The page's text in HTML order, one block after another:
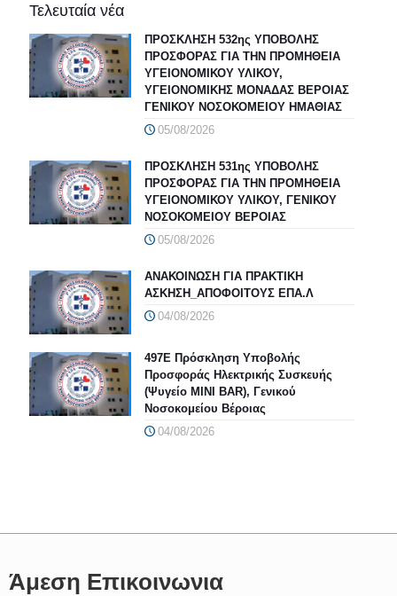
Τελευταία νέα
ΠΡΟΣΚΛΗΣΗ 532ης ΥΠΟΒΟΛΗΣ
ΠΡΟΣΦΟΡΑΣ ΓΙΑ ΤΗΝ ΠΡΟΜΗΘΕΙΑ
ΥΓΕΙΟΝΟΜΙΚΟΥ ΥΛΙΚΟΥ,
ΥΓΕΙΟΝΟΜΙΚΗΣ ΜΟΝΑΔΑΣ ΒΕΡΟΙΑΣ
ΓΕΝΙΚΟΥ ΝΟΣΟΚΟΜΕΙΟΥ ΗΜΑΘΙΑΣ
05/08/2026
ΠΡΟΣΚΛΗΣΗ 531ης ΥΠΟΒΟΛΗΣ
ΠΡΟΣΦΟΡΑΣ ΓΙΑ ΤΗΝ ΠΡΟΜΗΘΕΙΑ
ΥΓΕΙΟΝΟΜΙΚΟΥ ΥΛΙΚΟΥ, ΓΕΝΙΚΟΥ
ΝΟΣΟΚΟΜΕΙΟΥ ΒΕΡΟΙΑΣ
05/08/2026
ΑΝΑΚΟΙΝΩΣΗ ΓΙΑ ΠΡΑΚΤΙΚΗ
ΑΣΚΗΣΗ_ΑΠΟΦΟΙΤΟΥΣ ΕΠΑ.Λ
04/08/2026
497Ε Πρόσκληση Υποβολής
Προσφοράς Ηλεκτρικής Συσκευής
(Ψυγείο MINI BAR), Γενικού
Νοσοκομείου Βέροιας
04/08/2026
Άμεση Επικοινωνια